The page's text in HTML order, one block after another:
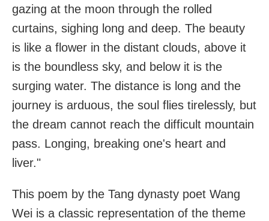
gazing at the moon through the rolled
curtains, sighing long and deep. The beauty
is like a flower in the distant clouds, above it
is the boundless sky, and below it is the
surging water. The distance is long and the
journey is arduous, the soul flies tirelessly, but
the dream cannot reach the difficult mountain
pass. Longing, breaking one's heart and
liver."
This poem by the Tang dynasty poet Wang
Wei is a classic representation of the theme